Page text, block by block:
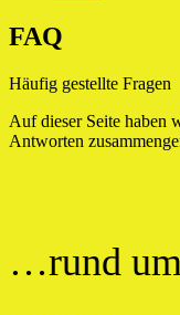
FAQ
Häufig gestellte Fragen
Auf dieser Seite haben
Antworten
…rund